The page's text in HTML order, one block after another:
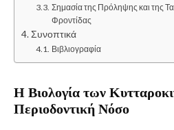
Σημασία της Πρόληψης και της
Φροντίδας
Συνοπτικά
Βιβλιογραφία
Η Βιολογία των
Περιοδοντική Νόσο